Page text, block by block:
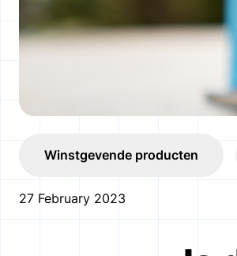
Winstgevende producten
27 February 2023